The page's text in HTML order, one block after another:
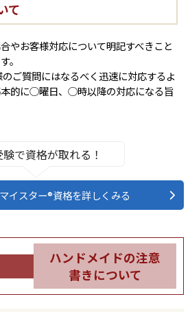
て
やお客様対応について明記すべきこと
。
のご質問にはなるべく迅速に対応するよ
的に◯曜日、◯時以降の対応になる旨
で資格が取れる！
イスター®資格を詳しくみる
ハンドメイドの注意
書きについて